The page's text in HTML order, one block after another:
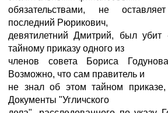
обязательствами, не
последний Рюрикович,
девятилетний Дмитрий, был убит
тайному приказу одного из
членов совета Бориса
Возможно, что сам правитель и
не знал об этом тайном
Документы "Угличского